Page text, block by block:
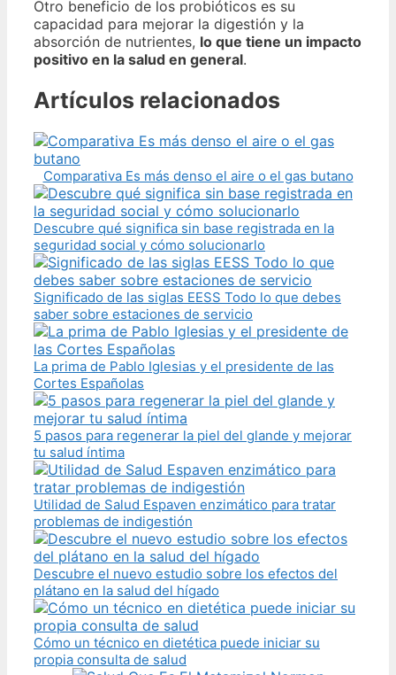
Otro beneficio de los probióticos es su
capacidad para mejorar la digestión y la
absorción de nutrientes, lo que tiene un impacto
positivo en la salud en general.
Artículos relacionados
Comparativa Es más denso el aire o el gas butano
Descubre qué significa sin base registrada en la
seguridad social y cómo solucionarlo
Significado de las siglas EESS Todo lo que debes
saber sobre estaciones de servicio
La prima de Pablo Iglesias y el presidente de las
Cortes Españolas
5 pasos para regenerar la piel del glande y mejorar
tu salud íntima
Utilidad de Salud Espaven enzimático para tratar
problemas de indigestión
Descubre el nuevo estudio sobre los efectos del
plátano en la salud del hígado
Cómo un técnico en dietética puede iniciar su
propia consulta de salud